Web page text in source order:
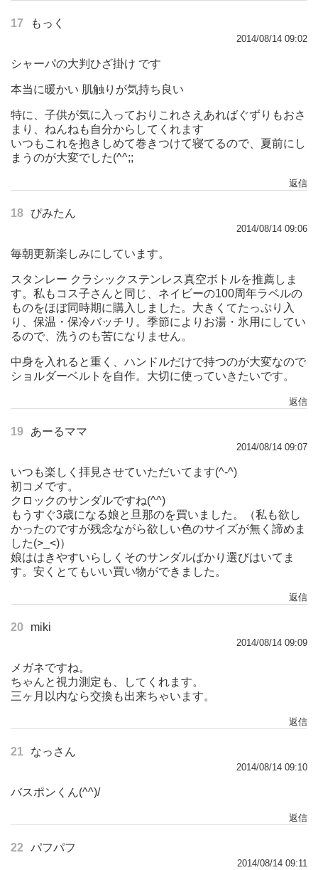
17 もっく
2014/08/14 09:02
シャーパの大判ひざ掛け です
本当に暖かい 肌触りが気持ち良い
特に、子供が気に入っておりこれさえあればぐずりもおさ
まり、ねんねも自分からしてくれます
いつもこれを抱きしめて巻きつけて寝てるので、夏前にし
まうのが大変でした(^^;;
返信
18 ぴみたん
2014/08/14 09:06
毎朝更新楽しみにしています。
スタンレー クラシックステンレス真空ボトルを推薦しま
す。私もコス子さんと同じ、ネイビーの100周年ラベルの
ものをほぼ同時期に購入しました。大きくてたっぷり入
り、保温・保冷バッチリ。季節によりお湯・氷用にしてい
るので、洗うのも苦になりません。
中身を入れると重く、ハンドルだけで持つのが大変なので
ショルダーベルトを自作。大切に使っていきたいです。
返信
19 あーるママ
2014/08/14 09:07
いつも楽しく拝見させていただいてます(^-^)
初コメです。
クロックのサンダルですね(^^)
もうすぐ3歳になる娘と旦那のを買いました。（私も欲し
かったのですが残念ながら欲しい色のサイズが無く諦めま
した(>_<)）
娘ははきやすいらしくそのサンダルばかり選びはいてま
す。安くとてもいい買い物ができました。
返信
20 miki
2014/08/14 09:09
メガネですね。
ちゃんと視力測定も、してくれます。
三ヶ月以内なら交換も出来ちゃいます。
返信
21 なっさん
2014/08/14 09:10
バスポンくん(^^)/
返信
22 パフパフ
2014/08/14 09:11